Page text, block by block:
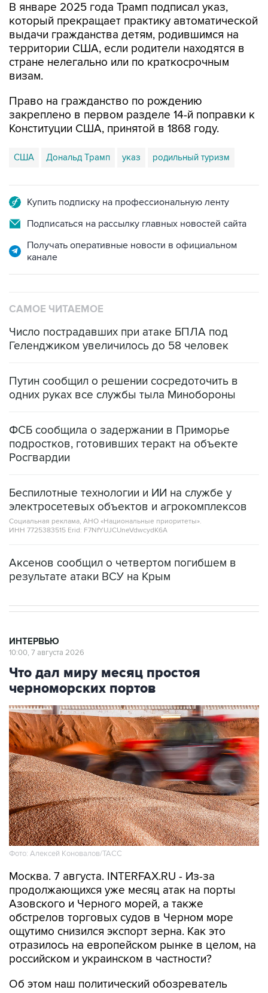
В январе 2025 года Трамп подписал указ,
который прекращает практику автоматической
выдачи гражданства детям, родившимся на
территории США, если родители находятся в
стране нелегально или по краткосрочным
визам.
Право на гражданство по рождению
закреплено в первом разделе 14-й поправки к
Конституции США, принятой в 1868 году.
США Дональд Трамп указ родильный туризм
Купить подписку на профессиональную ленту
Подписаться на рассылку главных новостей сайта
Получать оперативные новости в официальном
канале
САМОЕ ЧИТАЕМОЕ
Число пострадавших при атаке БПЛА под
Геленджиком увеличилось до 58 человек
Путин сообщил о решении сосредоточить в
одних руках все службы тыла Минобороны
ФСБ сообщила о задержании в Приморье
подростков, готовивших теракт на объекте
Росгвардии
Беспилотные технологии и ИИ на службе у
электросетевых объектов и агрокомплексов
Социальная реклама, АНО «Национальные приоритеты».
ИНН 7725383515 Erid: F7NfYUJCUneVdwcydK6A
Аксенов сообщил о четвертом погибшем в
результате атаки ВСУ на Крым
ИНТЕРВЬЮ
10:00, 7 августа 2026
Что дал миру месяц простоя
черноморских портов
Фото: Алексей Коновалов/ТАСС
Москва. 7 августа. INTERFAX.RU - Из-за
продолжающихся уже месяц атак на порты
Азовского и Черного морей, а также
обстрелов торговых судов в Черном море
ощутимо снизился экспорт зерна. Как это
отразилось на европейском рынке в целом, на
российском и украинском в частности?
Об этом наш политический обозреватель